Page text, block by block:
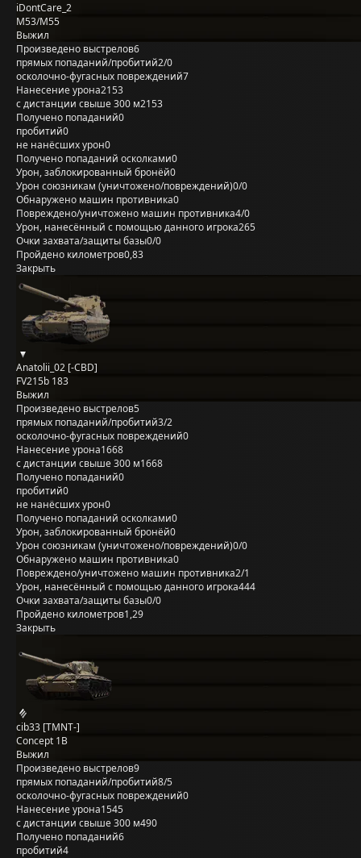
iDontCare_2
M53/M55
Выжил
Произведено выстрелов6
прямых попаданий/пробитий2/0
осколочно-фугасных повреждений7
Нанесение урона2153
с дистанции свыше 300 м2153
Получено попаданий0
пробитий0
не нанёсших урон0
Получено попаданий осколками0
Урон, заблокированный бронёй0
Урон союзникам (уничтожено/повреждений)0/0
Обнаружено машин противника0
Повреждено/уничтожено машин противника4/0
Урон, нанесённый с помощью данного игрока265
Очки захвата/защиты базы0/0
Пройдено километров0,83
Закрыть
Anatolii_02 [-CBD]
FV215b 183
Выжил
Произведено выстрелов5
прямых попаданий/пробитий3/2
осколочно-фугасных повреждений0
Нанесение урона1668
с дистанции свыше 300 м1668
Получено попаданий0
пробитий0
не нанёсших урон0
Получено попаданий осколками0
Урон, заблокированный бронёй0
Урон союзникам (уничтожено/повреждений)0/0
Обнаружено машин противника0
Повреждено/уничтожено машин противника2/1
Урон, нанесённый с помощью данного игрока444
Очки захвата/защиты базы0/0
Пройдено километров1,29
Закрыть
cib33 [TMNT-]
Concept 1B
Выжил
Произведено выстрелов9
прямых попаданий/пробитий8/5
осколочно-фугасных повреждений0
Нанесение урона1545
с дистанции свыше 300 м490
Получено попаданий6
пробитий4